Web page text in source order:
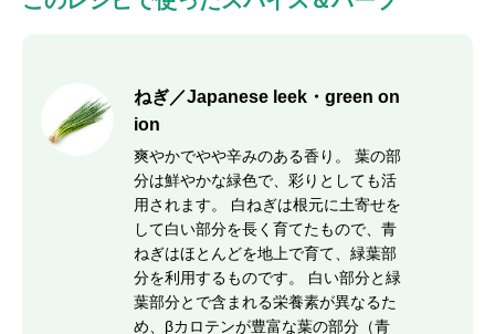
ねぎ／Japanese leek・green on
ion
爽やかでやや辛みのある香り。 葉の部
分は鮮やかな緑色で、彩りとしても活
用されます。 白ねぎは根元に土寄せを
して白い部分を長く育てたもので、青
ねぎはほとんどを地上で育て、緑葉部
分を利用するものです。 白い部分と緑
葉部分とで含まれる栄養素が異なるた
め、βカロテンが豊富な葉の部分（青